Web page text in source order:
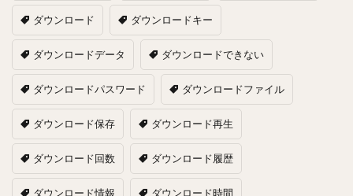
ダウンロード ダウンロードキー
ダウンロードデータ ダウンロードできない
ダウンロードパスワード ダウンロードファイル
ダウンロード保存 ダウンロード再生
ダウンロード回数 ダウンロード履歴
ダウンロード情報 ダウンロード時間